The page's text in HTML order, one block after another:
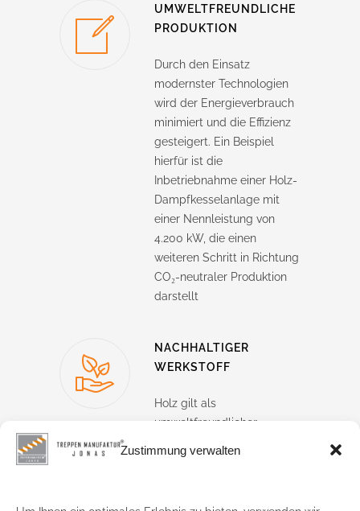
Zustimmung verwalten
UMWELTFREUNDLICHE
PRODUKTION
Durch den Einsatz
modernster Technologien
wird der Energieverbrauch
minimiert und die Effizienz
gesteigert. Ein Beispiel
hierfür ist die
Inbetriebnahme einer Holz-
Dampfkesselanlage mit
einer Nennleistung von
4.200 kW, die einen
weiteren Schritt in Richtung
CO₂-neutraler Produktion
darstellt
NACHHALTIGER
WERKSTOFF
Holz gilt als
umweltfreundlicher
seines Wachstums CO₂